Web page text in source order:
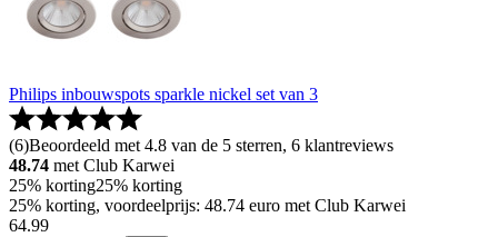
Philips inbouwspots sparkle nickel set van 3
(6)Beoordeeld met 4.8 van de 5 sterren, 6 klantreviews
48.74 met Club Karwei
25% korting25% korting
25% korting, voordeelprijs: 48.74 euro met Club Karwei
64.99